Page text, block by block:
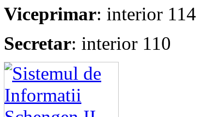
Viceprimar: interior 114
Secretar: interior 110